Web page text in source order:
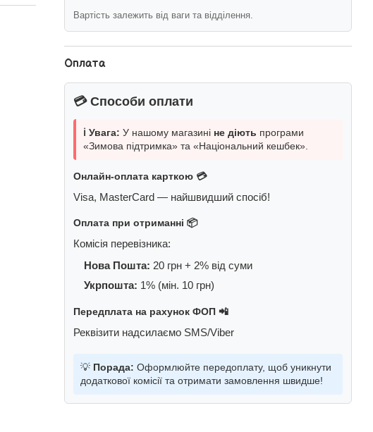
Вартість залежить від ваги та відділення.
Оплата
💳 Способи оплати
ℹ️ Увага: У нашому магазині не діють програми
«Зимова підтримка» та «Національний кешбек».
Онлайн-оплата карткою 💳
Visa, MasterCard — найшвидший спосіб!
Оплата при отриманні 📦
Комісія перевізника:
Нова Пошта: 20 грн + 2% від суми
Укрпошта: 1% (мін. 10 грн)
Передплата на рахунок ФОП 📲
Реквізити надсилаємо SMS/Viber
💡 Порада: Оформлюйте передоплату, щоб уникнути
додаткової комісії та отримати замовлення швидше!